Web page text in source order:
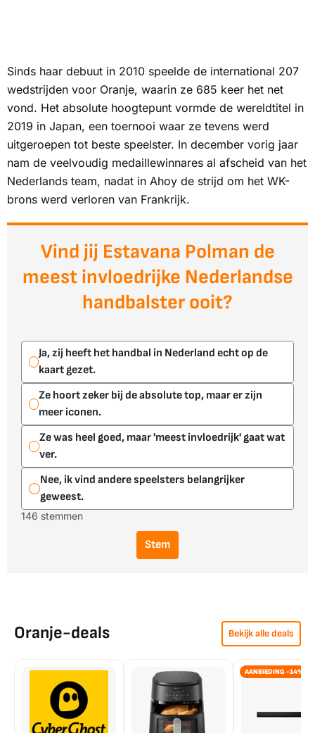
Sinds haar debuut in 2010 speelde de international 207
wedstrijden voor Oranje, waarin ze 685 keer het net
vond. Het absolute hoogtepunt vormde de wereldtitel in
2019 in Japan, een toernooi waar ze tevens werd
uitgeroepen tot beste speelster. In december vorig jaar
nam de veelvoudig medaillewinnares al afscheid van het
Nederlands team, nadat in Ahoy de strijd om het WK-
brons werd verloren van Frankrijk.
Vind jij Estavana Polman de
meest invloedrijke Nederlandse
handbalster ooit?
Ja, zij heeft het handbal in Nederland echt op de
kaart gezet.
Ze hoort zeker bij de absolute top, maar er zijn
meer iconen.
Ze was heel goed, maar 'meest invloedrijk' gaat wat
ver.
Nee, ik vind andere speelsters belangrijker
geweest.
146 stemmen
Stem
Oranje-deals Bekijk alle deals
AANBIEDING -14%